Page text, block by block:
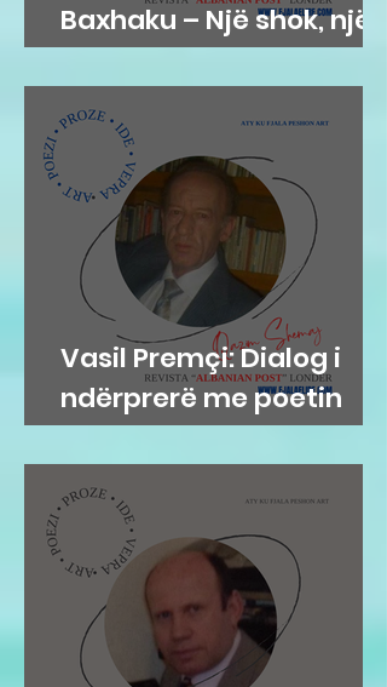
Baxhaku – Një shok, një
mik, një misionar
Vasil Premçi: Dialog i
ndërprerë me poetin
Qazim Shemaj